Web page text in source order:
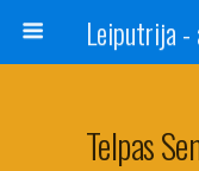
Telpas